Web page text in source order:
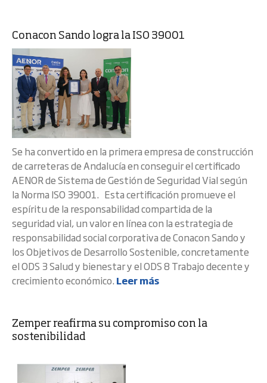
Conacon Sando logra la ISO 39001
Se ha convertido en la primera empresa de construcción
de carreteras de Andalucía en conseguir el certificado
AENOR de Sistema de Gestión de Seguridad Vial según
la Norma ISO 39001. Esta certificación promueve el
espíritu de la responsabilidad compartida de la
seguridad vial, un valor en línea con la estrategia de
responsabilidad social corporativa de Conacon Sando y
los Objetivos de Desarrollo Sostenible, concretamente
el ODS 3 Salud y bienestar y el ODS 8 Trabajo decente y
crecimiento económico. Leer más
Zemper reafirma su compromiso con la
sostenibilidad